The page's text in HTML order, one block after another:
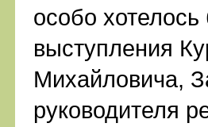
особо
выступления
Михайловича,
руководителя